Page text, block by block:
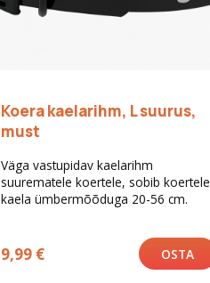
Koera kaelarihm, L suurus,
must
Väga vastupidav kaelarihm
suurematele koertele, sobib koertele
kaela ümbermõõduga 20-56 cm.
9,99 € OSTA